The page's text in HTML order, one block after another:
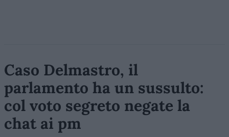
Caso Delmastro, il
parlamento ha un sussulto:
col voto segreto negate la
chat ai pm